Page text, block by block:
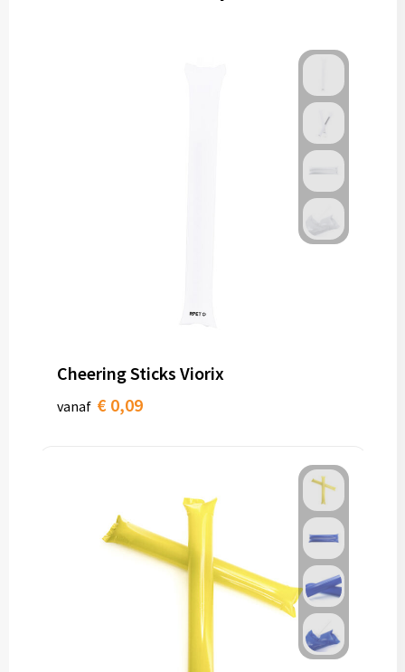
Cheering Sticks Viorix
vanaf € 0,09